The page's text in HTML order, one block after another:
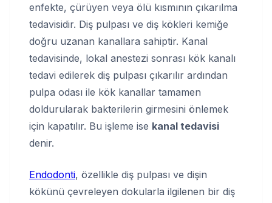
enfekte, çürüyen veya ölü kısmının çıkarılma
tedavisidir. Diş pulpası ve diş kökleri kemiğe
doğru uzanan kanallara sahiptir. Kanal
tedavisinde, lokal anestezi sonrası kök kanalı
tedavi edilerek diş pulpası çıkarılır ardından
pulpa odası ile kök kanallar tamamen
doldurularak bakterilerin girmesini önlemek
için kapatılır. Bu işleme ise kanal tedavisi
denir.
Endodonti, özellikle diş pulpası ve dişin
kökünü çevreleyen dokularla ilgilenen bir diş